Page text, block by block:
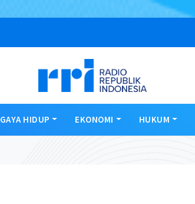
GAYA HIDUP EKONOMI HUKUM